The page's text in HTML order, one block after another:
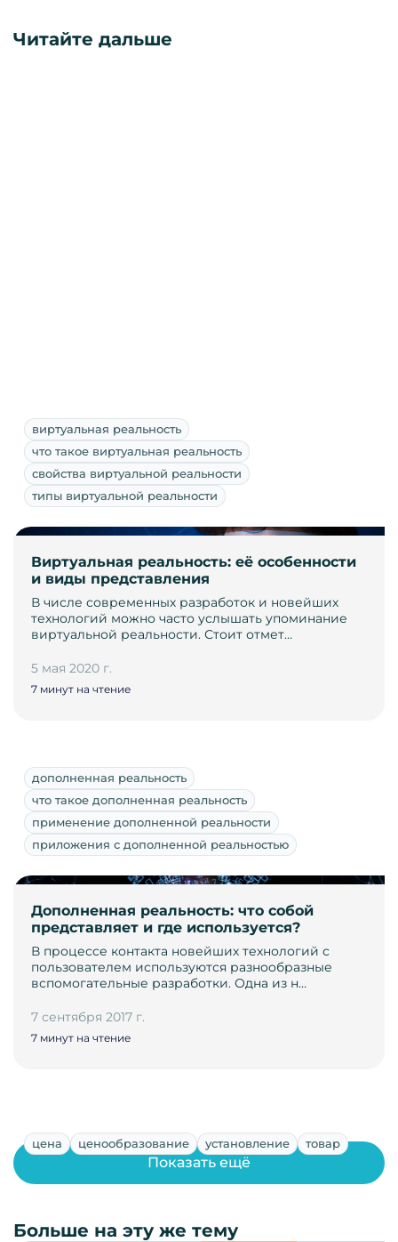
Читайте дальше
виртуальная реальность
что такое виртуальная реальность
свойства виртуальной реальности
типы виртуальной реальности
Виртуальная реальность: её особенности
и виды представления
В числе современных разработок и новейших
технологий можно часто услышать упоминание
виртуальной реальности. Стоит отмет…
5 мая 2020 г.
7 минут на чтение
дополненная реальность
что такое дополненная реальность
применение дополненной реальности
приложения с дополненной реальностью
Дополненная реальность: что собой
представляет и где используется?
В процессе контакта новейших технологий с
пользователем используются разнообразные
вспомогательные разработки. Одна из н…
7 сентября 2017 г.
7 минут на чтение
цена ценообразование установление товар
Показать ещё
Больше на эту же тему